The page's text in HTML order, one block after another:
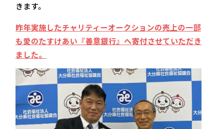
きます。
昨年実施したチャリティーオークションの売上の一部
も⁠愛のたすけあい『善意銀行』へ寄付させていただき
ました。